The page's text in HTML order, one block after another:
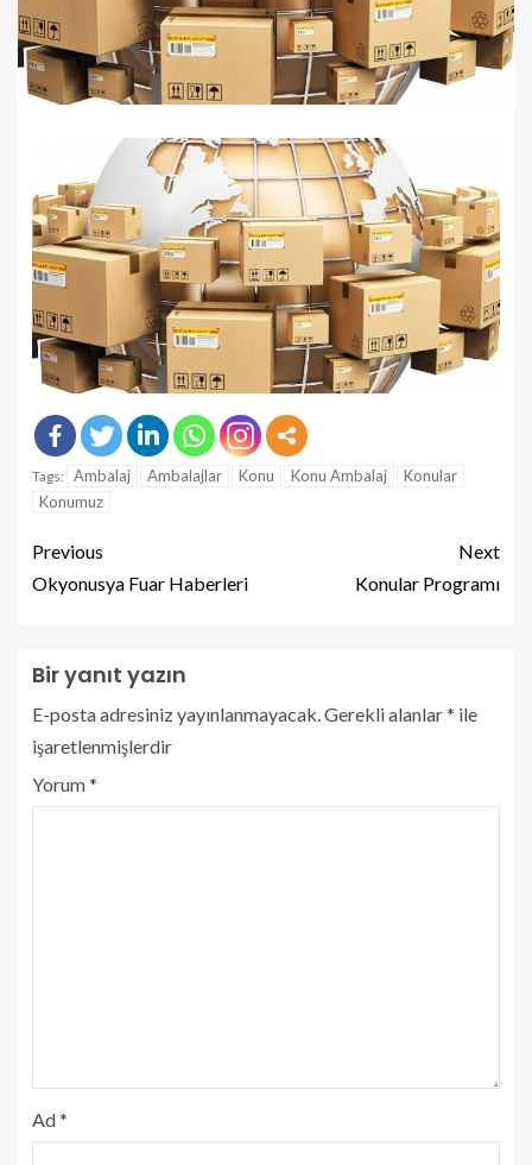
Tags: Ambalaj Ambalajlar Konu Konu Ambalaj
Konular
Konumuz
Previous
Okyonusya Fuar Haberleri
Next
Konular Programı
Bir yanıt yazın
E-posta adresiniz yayınlanmayacak.Gerekli alanlar* ile
işaretlenmişlerdir
Yorum*
Ad*